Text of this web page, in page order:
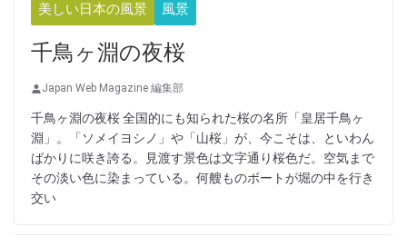
美しい日本の風景
風景
千鳥ヶ淵の夜桜
Japan Web Magazine 編集部
千鳥ヶ淵の夜桜 全国的にも知られた桜の名所「皇居千鳥ヶ
淵」。「ソメイヨシノ」や「山桜」が、今こそは、といわん
ばかりに咲き誇る。見渡す景色は文字通り桜色だ。空気まで
その淡い色に染まっている。何艘ものボートが堀の中を行き
交い